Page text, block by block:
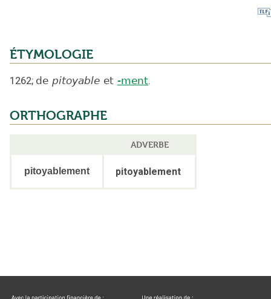
ÉTYMOLOGIE
1262; de pitoyable et -ment.
ORTHOGRAPHE
ADVERBE
pitoyablement pitoyablement